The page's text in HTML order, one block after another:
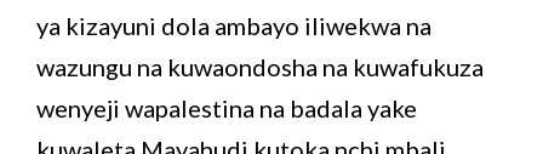
ya kizayuni dola ambayo iliwekwa na
wazungu na kuwaondosha na kuwafukuza
wenyeji wapalestina na badala yake